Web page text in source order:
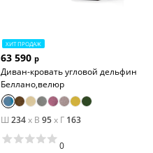
ХИТ ПРОДАЖ
63 590 р
Диван-кровать угловой дельфин
Беллано,велюр
Ш 234x В 95x Г 163
0